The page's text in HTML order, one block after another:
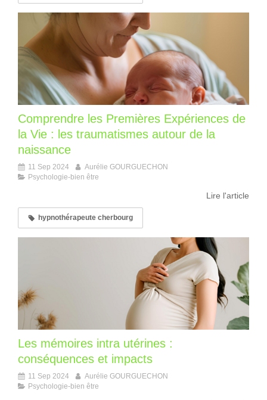
Comprendre les Premières Expériences de
la Vie : les traumatismes autour de la
naissance
11 Sep 2024
Aurélie GOURGUECHON
Psychologie-bien être
Lire l'article
hypnothérapeute cherbourg
Les mémoires intra utérines :
conséquences et impacts
11 Sep 2024
Aurélie GOURGUECHON
Psychologie-bien être